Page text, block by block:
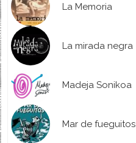
La Memoria
La mirada negra
Madeja Sonikoa
Mar de fueguitos